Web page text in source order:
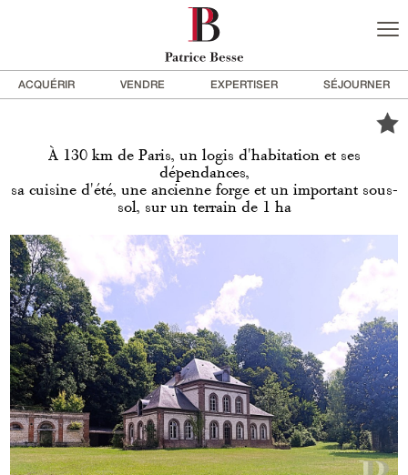
ACQUÉRIR VENDRE EXPERTISER SÉJOURNER
À 130 km de Paris, un logis d'habitation et ses
dépendances,
sa cuisine d'été, une ancienne forge et un important sous-
sol, sur un terrain de 1 ha